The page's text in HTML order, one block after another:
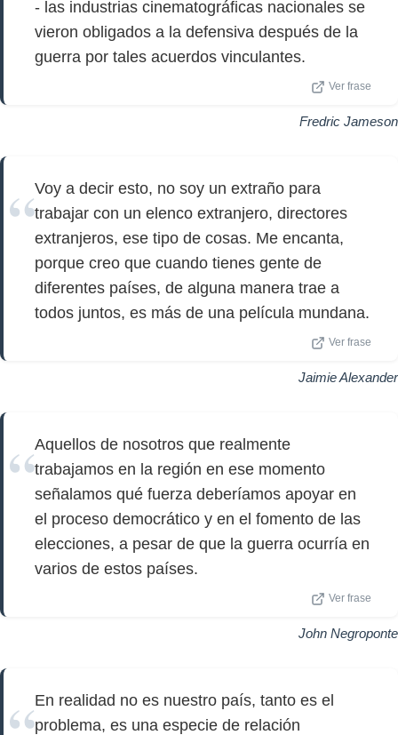
- las industrias cinematográficas nacionales se
vieron obligados a la defensiva después de la
guerra por tales acuerdos vinculantes.
Ver frase
Fredric Jameson
Voy a decir esto, no soy un extraño para
trabajar con un elenco extranjero, directores
extranjeros, ese tipo de cosas. Me encanta,
porque creo que cuando tienes gente de
diferentes países, de alguna manera trae a
todos juntos, es más de una película mundana.
Ver frase
Jaimie Alexander
Aquellos de nosotros que realmente
trabajamos en la región en ese momento
señalamos qué fuerza deberíamos apoyar en
el proceso democrático y en el fomento de las
elecciones, a pesar de que la guerra ocurría en
varios de estos países.
Ver frase
John Negroponte
En realidad no es nuestro país, tanto es el
problema, es una especie de relación